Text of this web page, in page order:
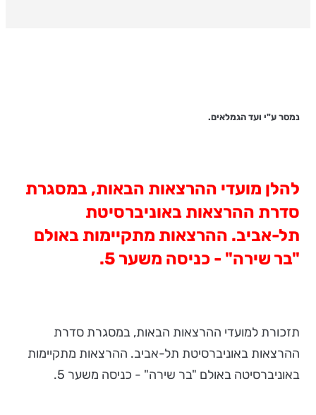
נמסר ע"י ועד הגמלאים.
להלן מועדי ההרצאות הבאות, במסגרת
סדרת ההרצאות באוניברסיטת
תל-אביב. ההרצאות מתקיימות באולם
"בר שירה" - כניסה משער 5.
תזכורת למועדי ההרצאות הבאות, במסגרת סדרת
ההרצאות באוניברסיטת תל-אביב. ההרצאות מתקיימות
באוניברסיטה באולם "בר שירה" - כניסה משער 5.